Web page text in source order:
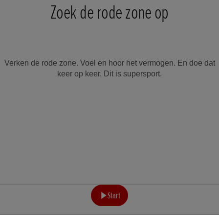
Zoek de rode zone op
Verken de rode zone. Voel en hoor het vermogen. En doe dat
keer op keer. Dit is supersport.
Start